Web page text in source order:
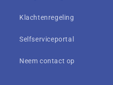
Klachtenregeling
Selfserviceportal
Neem contact op